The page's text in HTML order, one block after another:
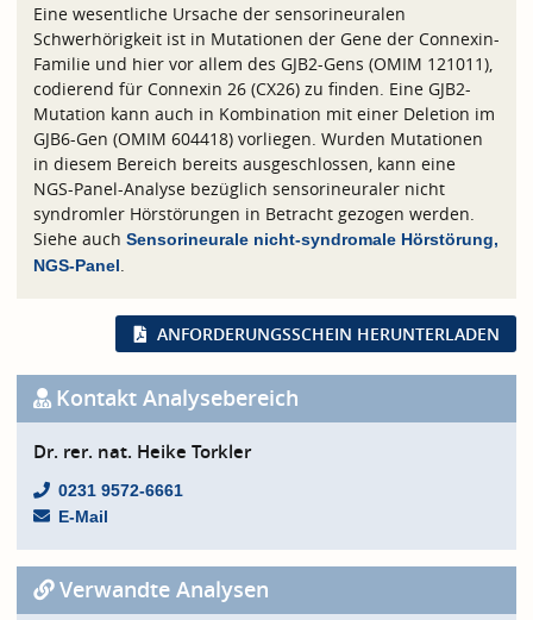
Eine wesentliche Ursache der sensorineuralen
Schwerhörigkeit ist in Mutationen der Gene der Connexin-
Familie und hier vor allem des GJB2-Gens (OMIM 121011),
codierend für Connexin 26 (CX26) zu finden. Eine GJB2-
Mutation kann auch in Kombination mit einer Deletion im
GJB6-Gen (OMIM 604418) vorliegen. Wurden Mutationen
in diesem Bereich bereits ausgeschlossen, kann eine
NGS-Panel-Analyse bezüglich sensorineuraler nicht
syndromler Hörstörungen in Betracht gezogen werden.
Siehe auch Sensorineurale nicht-syndromale Hörstörung,
NGS-Panel
ANFORDERUNGSSCHEIN HERUNTERLADEN
Kontakt Analysebereich
Dr. rer. nat. Heike Torkler
0231 9572-6661
E-Mail
Verwandte Analysen